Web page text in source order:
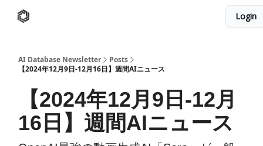
Login
AI Database Newsletter
Posts
【2024年12月9日-12月16日】週間AIニュース
【2024年12月9日-12月
16日】週間AIニュース